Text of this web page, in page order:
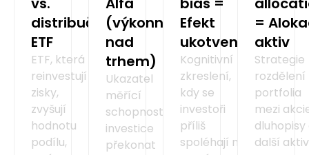
distribuční
ETF
ETF, která
reinvestují
zisky,
zvyšují
hodnotu
podílu,
(výkonnost
nad
trhem)
Ukazatel
měřící
schopnost
investice
překonat
Efekt
ukotvení
Kognitivní
zkreslení,
kdy se
investoři
příliš
spoléhají na
=
aktiv
Strategie
rozdělení
portfolia
mezi
dluhopisy
další